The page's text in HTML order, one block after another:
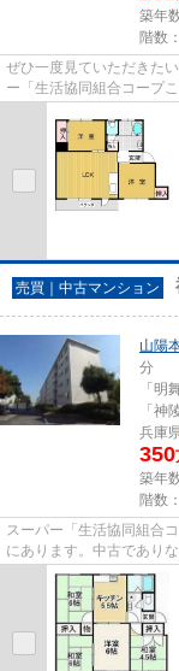
築年
階数
ぜひ一度見ていただきた
ー「生活協同組合コープ
売買｜中古マンション
山陽
分
「
「
兵庫
350
築年
階数
スーパー「生活協同組合
にあります。中古であり
ます。神戸市垂水区にある